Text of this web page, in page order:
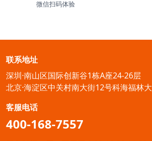
微信扫码体验
联系地址
深圳·南山区国际创新谷1栋A座24-26层
北京·海淀区中关村南大街12号科海福林
客服电话
400-168-7557